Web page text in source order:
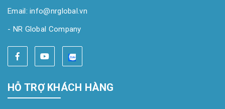
Email: info@nrglobal.vn
- NR Global Company
HỖ TRỢ KHÁCH HÀNG